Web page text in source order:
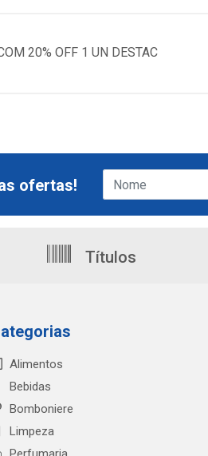
20% OFF 1 UN DESTAC
ofertas!
Títulos
Alimentos
Bebidas
Bomboniere
Limpeza